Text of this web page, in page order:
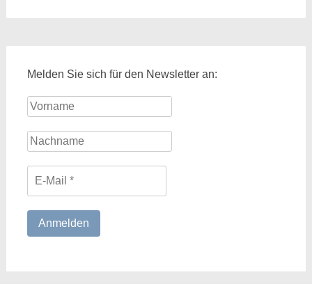
Melden Sie sich für den Newsletter an: